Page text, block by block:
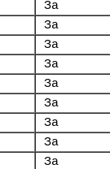
За
За
За
За
За
За
За
За
За